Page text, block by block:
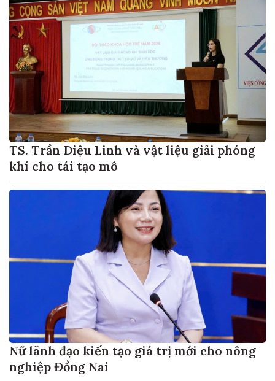
TS. Trần Diệu Linh và vật liệu giải phóng
khí cho tái tạo mô
Nữ lãnh đạo kiến tạo giá trị mới cho nông
nghiệp Đồng Nai